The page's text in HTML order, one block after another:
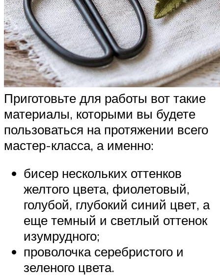
Приготовьте для работы вот такие
материалы, которыми вы будете
пользоваться на протяжении всего
мастер-класса, а именно:
бисер нескольких оттенков
желтого цвета, фиолетовый,
голубой, глубокий синий цвет, а
еще темный и светлый оттенок
изумрудного;
проволочка серебристого и
зеленого цвета.